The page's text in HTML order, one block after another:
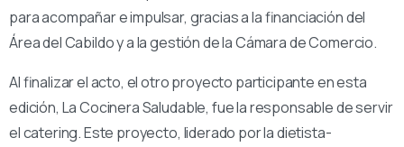
para acompañar e impulsar, gracias a la financiación del
Área del Cabildo y a la gestión de la Cámara de Comercio.
Al finalizar el acto, el otro proyecto participante en esta
edición, La Cocinera Saludable, fue la responsable de servir
el catering. Este proyecto, liderado por la dietista-